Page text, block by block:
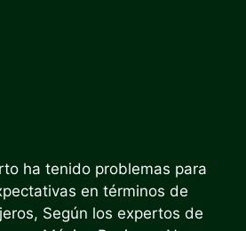
ha tenido problemas para
en términos de
Según los expertos de